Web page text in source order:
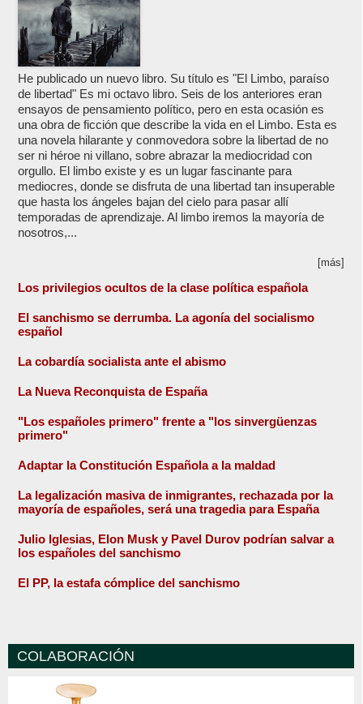
He publicado un nuevo libro. Su título es "El Limbo, paraíso
de libertad" Es mi octavo libro. Seis de los anteriores eran
ensayos de pensamiento político, pero en esta ocasión es
una obra de ficción que describe la vida en el Limbo. Esta es
una novela hilarante y conmovedora sobre la libertad de no
ser ni héroe ni villano, sobre abrazar la mediocridad con
orgullo. El limbo existe y es un lugar fascinante para
mediocres, donde se disfruta de una libertad tan insuperable
que hasta los ángeles bajan del cielo para pasar allí
temporadas de aprendizaje. Al limbo iremos la mayoría de
nosotros,...
[más]
Los privilegios ocultos de la clase política española
El sanchismo se derrumba. La agonía del socialismo
español
La cobardía socialista ante el abismo
La Nueva Reconquista de España
"Los españoles primero" frente a "los sinvergüenzas
primero"
Adaptar la Constitución Española a la maldad
La legalización masiva de inmigrantes, rechazada por la
mayoría de españoles, será una tragedia para España
Julio Iglesias, Elon Musk y Pavel Durov podrían salvar a
los españoles del sanchismo
El PP, la estafa cómplice del sanchismo
COLABORACIÓN